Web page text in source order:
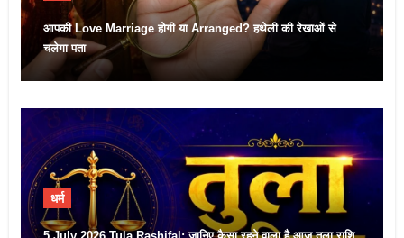
आपकी Love Marriage होगी या Arranged? हथेली की रेखाओं से
चलेगा पता
धर्म